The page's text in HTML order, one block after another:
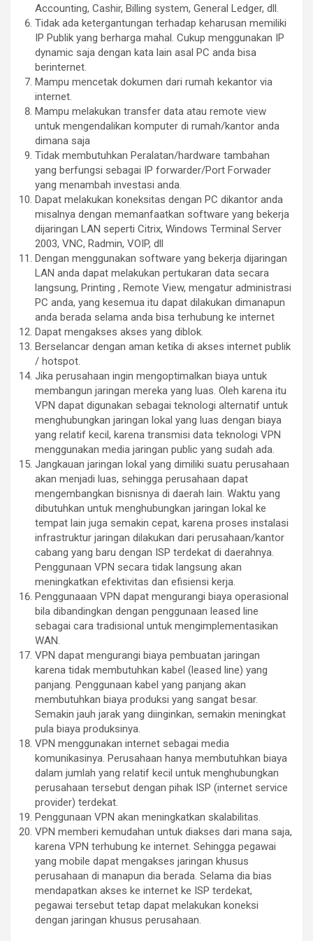
Accounting, Cashir, Billing system, General Ledger, dll.
Tidak ada ketergantungan terhadap keharusan memiliki
IP Publik yang berharga mahal. Cukup menggunakan IP
dynamic saja dengan kata lain asal PC anda bisa
berinternet.
Mampu mencetak dokumen dari rumah kekantor via
internet.
Mampu melakukan transfer data atau remote view
untuk mengendalikan komputer di rumah/kantor anda
dimana saja
Tidak membutuhkan Peralatan/hardware tambahan
yang berfungsi sebagai IP forwarder/Port Forwader
yang menambah investasi anda.
Dapat melakukan koneksitas dengan PC dikantor anda
misalnya dengan memanfaatkan software yang bekerja
dijaringan LAN seperti Citrix, Windows Terminal Server
2003, VNC, Radmin, VOIP, dll
Dengan menggunakan software yang bekerja dijaringan
LAN anda dapat melakukan pertukaran data secara
langsung, Printing , Remote View, mengatur administrasi
PC anda, yang kesemua itu dapat dilakukan dimanapun
anda berada selama anda bisa terhubung ke internet
Dapat mengakses akses yang diblok.
Berselancar dengan aman ketika di akses internet publik
/ hotspot.
Jika perusahaan ingin mengoptimalkan biaya untuk
membangun jaringan mereka yang luas. Oleh karena itu
VPN dapat digunakan sebagai teknologi alternatif untuk
menghubungkan jaringan lokal yang luas dengan biaya
yang relatif kecil, karena transmisi data teknologi VPN
menggunakan media jaringan public yang sudah ada.
Jangkauan jaringan lokal yang dimiliki suatu perusahaan
akan menjadi luas, sehingga perusahaan dapat
mengembangkan bisnisnya di daerah lain. Waktu yang
dibutuhkan untuk menghubungkan jaringan lokal ke
tempat lain juga semakin cepat, karena proses instalasi
infrastruktur jaringan dilakukan dari perusahaan/kantor
cabang yang baru dengan ISP terdekat di daerahnya.
Penggunaan VPN secara tidak langsung akan
meningkatkan efektivitas dan efisiensi kerja.
Penggunaaan VPN dapat mengurangi biaya operasional
bila dibandingkan dengan penggunaan leased line
sebagai cara tradisional untuk mengimplementasikan
WAN.
VPN dapat mengurangi biaya pembuatan jaringan
karena tidak membutuhkan kabel (leased line) yang
panjang. Penggunaan kabel yang panjang akan
membutuhkan biaya produksi yang sangat besar.
Semakin jauh jarak yang diinginkan, semakin meningkat
pula biaya produksinya.
VPN menggunakan internet sebagai media
komunikasinya. Perusahaan hanya membutuhkan biaya
dalam jumlah yang relatif kecil untuk menghubungkan
perusahaan tersebut dengan pihak ISP (internet service
provider) terdekat.
Penggunaan VPN akan meningkatkan skalabilitas.
VPN memberi kemudahan untuk diakses dari mana saja,
karena VPN terhubung ke internet. Sehingga pegawai
yang mobile dapat mengakses jaringan khusus
perusahaan di manapun dia berada. Selama dia bias
mendapatkan akses ke internet ke ISP terdekat,
pegawai tersebut tetap dapat melakukan koneksi
dengan jaringan khusus perusahaan.